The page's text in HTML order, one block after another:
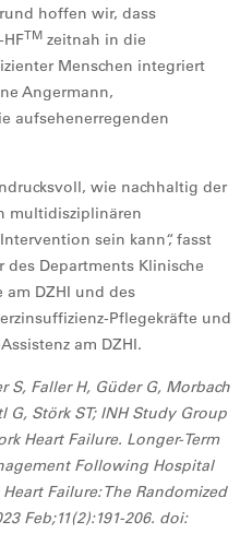
hoffen wir, dass
TM zeitnah in die
Menschen integriert
Angermann,
aufsehenerregenden
wie nachhaltig der
multidisziplinären
sein kann“, fasst
des Departments Klinische
DZHI und des
Pflegekräfte und
am DZHI.
S, Faller H, Güder G, Morbach
G, Störk ST; INH Study Group
Heart Failure. Longer-Term
Following Hospital
Failure: The Randomized
Feb;11(2):191-206. doi: